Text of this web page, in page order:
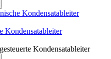
Kondensatableiter
Kondensatableiter
Kondensatableiter